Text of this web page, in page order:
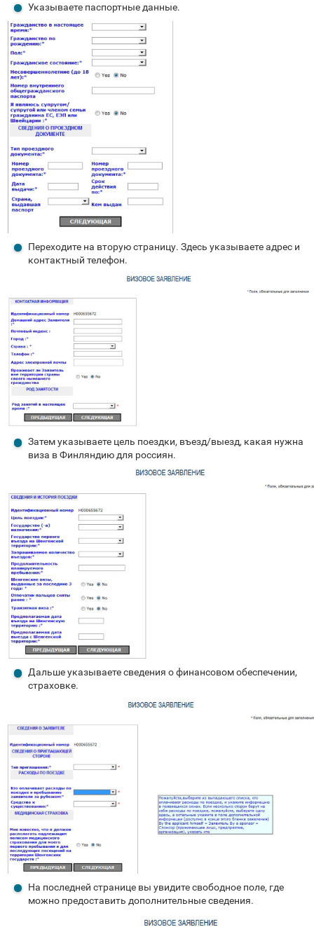
Указываете паспортные данные.
Переходите на вторую страницу. Здесь указываете адрес и
контактный телефон.
Затем указываете цель поездки, въезд/выезд, какая нужна
виза в Финляндию для россиян.
Дальше указываете сведения о финансовом обеспечении,
страховке.
На последней странице вы увидите свободное поле, где
можно предоставить дополнительные сведения.